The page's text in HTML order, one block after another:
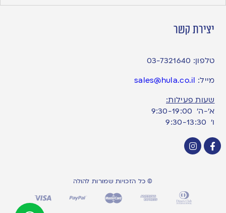
יצירת קשר
טלפון: 03-7321640
מייל: sales@hula.co.il
שעות פעילות:
א’-ה’ 9:30-19:00
ו׳ 9:30-13:30
© כל הזכויות שמורות להולה